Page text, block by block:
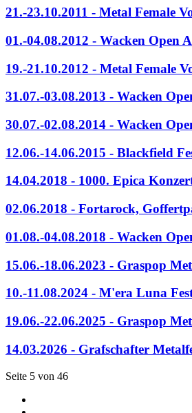
21.-23.10.2011 - Metal Female
01.-04.08.2012 - Wacken Open
19.-21.10.2012 - Metal Female
31.07.-03.08.2013 - Wacken
30.07.-02.08.2014 - Wacken
12.06.-14.06.2015 - Blackfield
14.04.2018 - 1000. Epica
02.06.2018 - Fortarock,
01.08.-04.08.2018 - Wacken
15.06.-18.06.2023 - Graspop
10.-11.08.2024 - M'era Luna
19.06.-22.06.2025 - Graspop
14.03.2026 - Grafschafter
Seite 5 von 46